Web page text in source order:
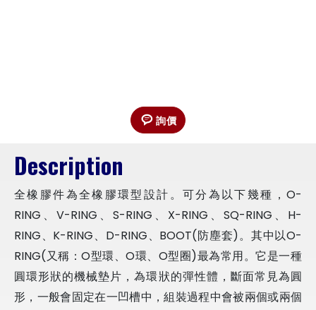
詢價
Description
全橡膠件為全橡膠環型設計。可分為以下幾種，O-
RING、V-RING、S-RING、X-RING、SQ-RING、H-
RING、K-RING、D-RING、BOOT(防塵套)。其中以O-
RING(又稱：O型環、O環、O型圈)最為常用。它是一種
圓環形狀的機械墊片，為環狀的彈性體，斷面常見為圓
形，一般會固定在一凹槽中，組裝過程中會被兩個或兩個